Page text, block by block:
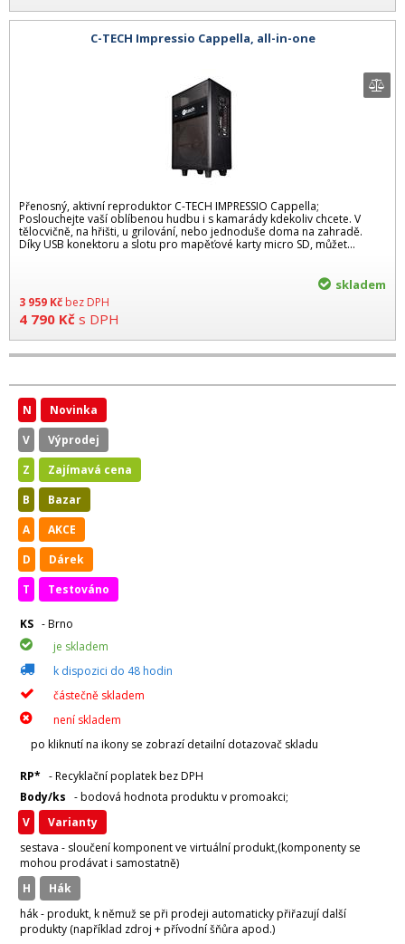
C-TECH Impressio Cappella, all-in-one
Přenosný, aktivní reproduktor C-TECH IMPRESSIO Cappella;
Poslouchejte vaší oblíbenou hudbu i s kamarády kdekoliv chcete. V
tělocvičně, na hřišti, u grilování, nebo jednoduše doma na zahradě.
Díky USB konektoru a slotu pro mapěťové karty micro SD, můžet...
3 959 Kč bez DPH
4 790 Kč s DPH
skladem
N
Novinka
V
Výprodej
Z
Zajímavá cena
B
Bazar
A
AKCE
D
Dárek
T
Testováno
KS - Brno
je skladem
k dispozici do 48 hodin
částečně skladem
není skladem
po kliknutí na ikony se zobrazí detailní dotazovač skladu
RP* - Recyklační poplatek bez DPH
Body/ks - bodová hodnota produktu v promoakci;
v
varianty
sestava - sloučení komponent ve virtuální produkt,(komponenty se
mohou prodávat i samostatně)
H
hák
hák - produkt, k němuž se při prodeji automaticky přiřazují další
produkty (například zdroj + přívodní šňůra apod.)